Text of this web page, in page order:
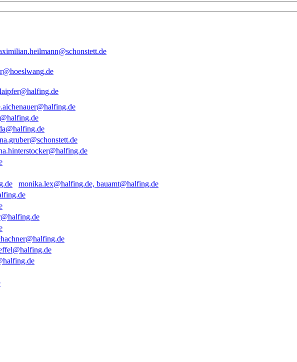
monika.lex@halfing.de, bauamt@halfing.de